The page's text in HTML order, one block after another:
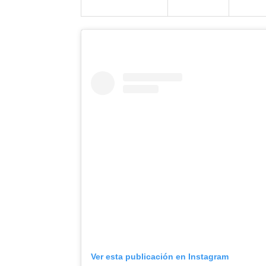
Ver esta publicación en Instagram